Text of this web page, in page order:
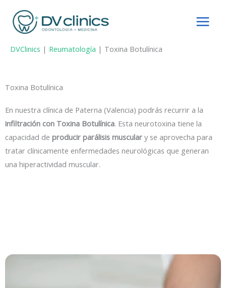
contenido
DVClinics | Reumatología | Toxina Botulínica
Toxina Botulínica
En nuestra clínica de Paterna (Valencia) podrás recurrir a la
infiltración con Toxina Botulínica. Esta neurotoxina tiene la
capacidad de producir parálisis muscular y se aprovecha para
tratar clínicamente enfermedades neurológicas que generan
una hiperactividad muscular.